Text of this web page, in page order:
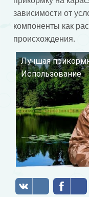
зависимости от
компоненты как
происхождения.
Лучшая
Использование.
Смотрите это видео